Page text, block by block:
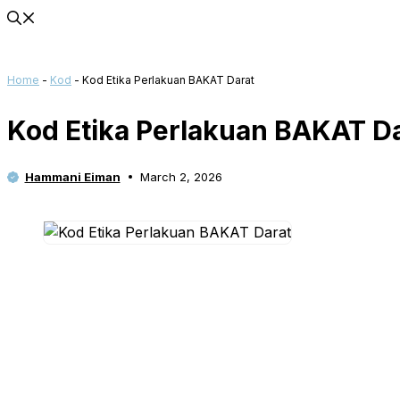
Home - Kod - Kod Etika Perlakuan BAKAT Darat
Kod Etika Perlakuan BAKAT
Hammani Eiman March 2, 2026